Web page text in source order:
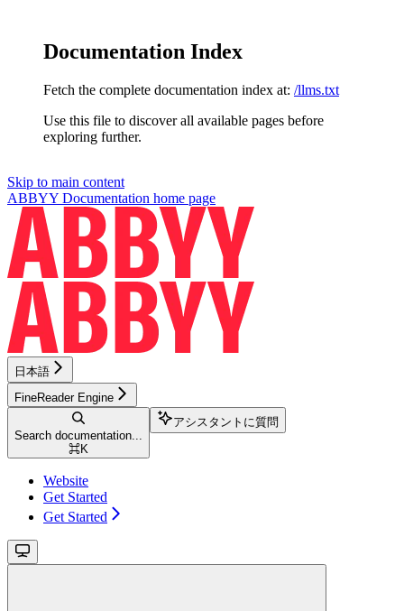
Documentation Index
Fetch the complete documentation index at: /llms.txt
Use this file to discover all available pages before
exploring further.
Skip to main content
ABBYY Documentation home page
日本語
FineReader Engine
Search documentation...
⌘K
アシスタントに質問
Website
Get Started
Get Started